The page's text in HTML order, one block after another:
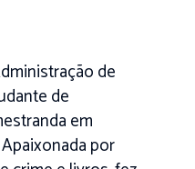
de
de
em
por